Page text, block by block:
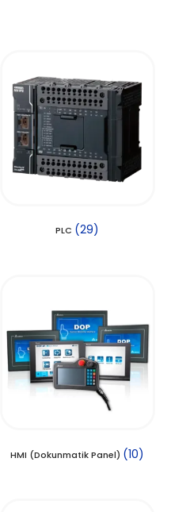
PLC (29)
HMI (Dokunmatik Panel) (10)